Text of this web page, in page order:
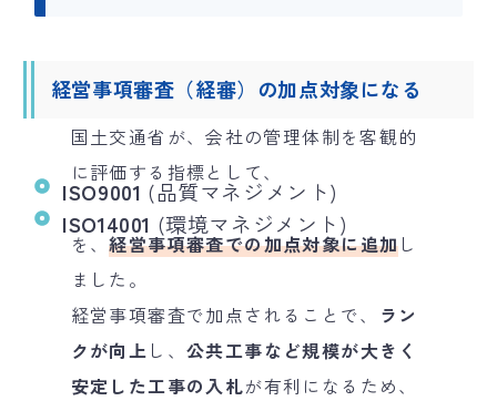
経営事項審査（経審）の加点対象になる
国土交通省が、会社の管理体制を客観的
に評価する指標として、
ISO9001 (品質マネジメント)
ISO14001 (環境マネジメント)
を、経営事項審査での加点対象に追加し
ました。
経営事項審査で加点されることで、 ラン
クが向上 し、 公共工事など規模が大きく
安定した工事の入札が有利になるため、